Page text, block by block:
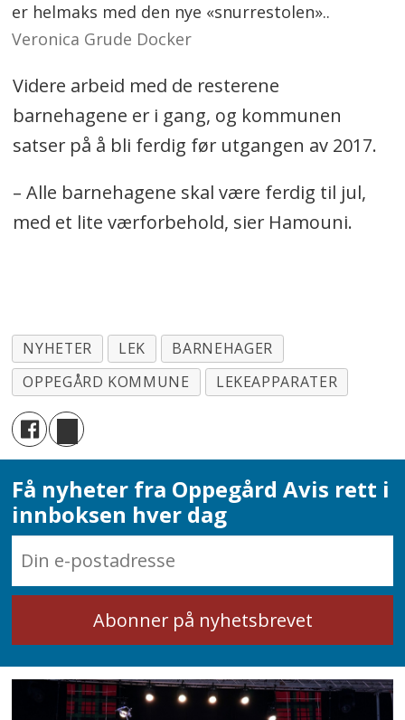
er helmaks med den nye «snurrestolen»..
Veronica Grude Docker
Videre arbeid med de resterene
barnehagene er i gang, og kommunen
satser på å bli ferdig før utgangen av 2017.
– Alle barnehagene skal være ferdig til jul,
med et lite værforbehold, sier Hamouni.
NYHETER LEK
BARNEHAGER
OPPEGÅRD KOMMUNE
LEKEAPPARATER
Få nyheter fra Oppegård Avis rett i
innboksen hver dag